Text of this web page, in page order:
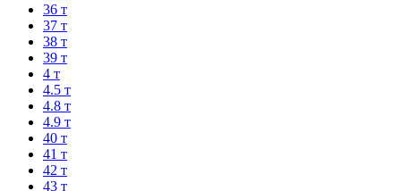
36 т
37 т
38 т
39 т
4 т
4.5 т
4.8 т
4.9 т
40 т
41 т
42 т
43 т